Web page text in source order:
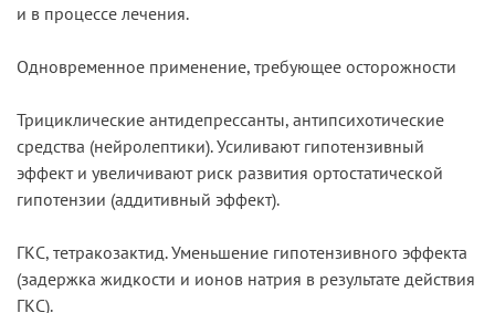
и в процессе лечения.
Одновременное применение, требующее осторожности
Трициклические антидепрессанты, антипсихотические
средства (нейролептики). Усиливают гипотензивный
эффект и увеличивают риск развития ортостатической
гипотензии (аддитивный эффект).
ГКС, тетракозактид. Уменьшение гипотензивного эффекта
(задержка жидкости и ионов натрия в результате действия
ГКС).